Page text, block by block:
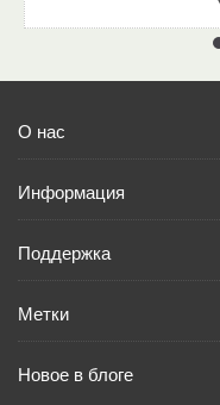
О нас
Информация
Поддержка
Метки
Новое в блоге